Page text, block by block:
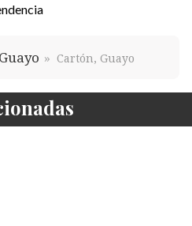
Cartón, Guayo